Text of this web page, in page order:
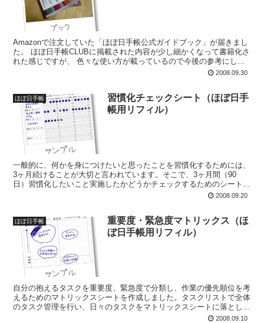
Amazonで注文していた「ほぼ日手帳公式ガイドブック」が届きまし
た。 ほぼ日手帳CLUBに掲載された内容が少し細かくなって書籍化さ
れた感じですが、 色々な使い方が載っているので今後の参考にしよ
2008.09.30
ほぼ日手帳
習慣化チェックシート（ほぼ日手
帳用リフィル）
一般的に、何かを身につけたいと思ったことを習慣化するためには、
3ヶ月続けることが大切と言われています。そこで、3ヶ月間（90
日）習慣化したいこと実施したかどうかチェックするためのシートを
作成しました。毎日チェックすることで忘れ防止効果もある...2008.09.20
ほぼ日手帳
重要度・緊急度マトリックス（ほ
ぼ日手帳用リフィル）
自分の抱えるタスクを重要度、緊急度で分類し、作業の優先順位を考
えるためのマトリックスシートを作成しました。タスクリストで全体
のタスク管理を行い、日々のタスクをマトリックスシートに落とし込
んで使うのが良いかもしれません。欄外に5つのチェックボ...2008.09.10